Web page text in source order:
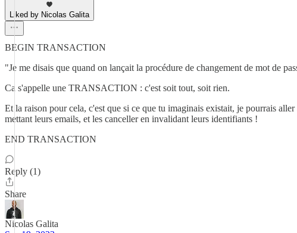
Liked by Nicolas Galita
BEGIN TRANSACTION
"Je me disais que quand on lançait la procédure de changement de mot de
Ca s'appelle une TRANSACTION : c'est soit tout, soit rien.
Et la raison pour cela, c'est que si ce que tu imaginais existait, je pourrais
mettant leurs emails, et les canceller en invalidant leurs identifiants !
END TRANSACTION
Reply (1)
Share
Nicolas Galita